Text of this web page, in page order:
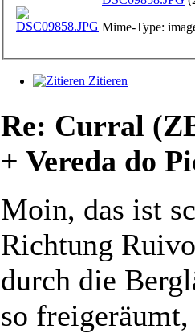
Mime-Type:
Zitieren
Re: Curral
+ Vereda do
Moin, das ist
Richtung
durch die
so